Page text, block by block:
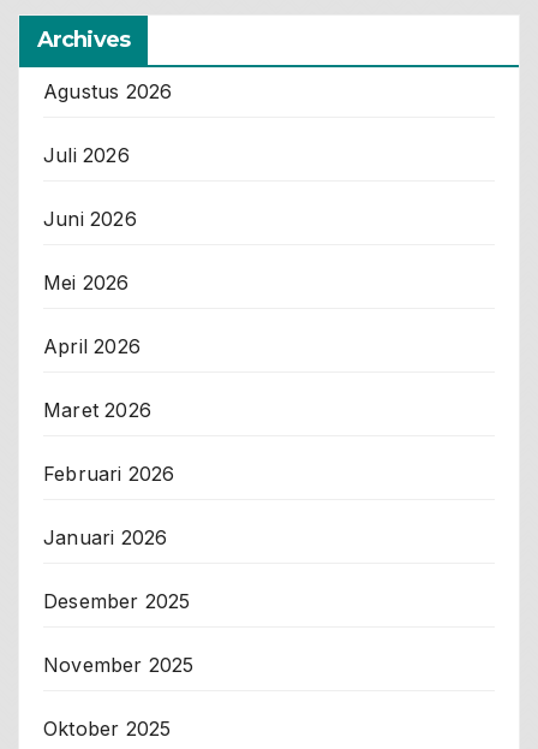
Archives
Agustus 2026
Juli 2026
Juni 2026
Mei 2026
April 2026
Maret 2026
Februari 2026
Januari 2026
Desember 2025
November 2025
Oktober 2025